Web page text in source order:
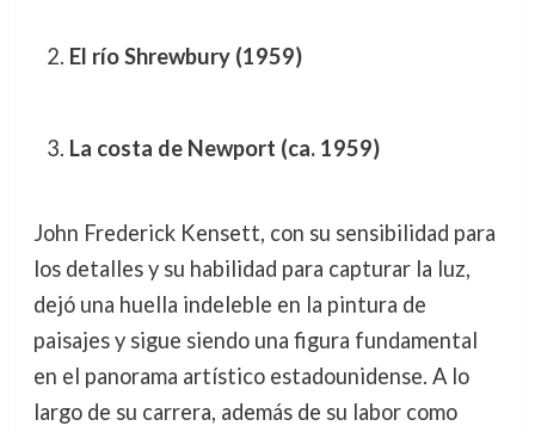
El río Shrewbury (1959)
La costa de Newport (ca. 1959)
John Frederick Kensett, con su sensibilidad para
los detalles y su habilidad para capturar la luz,
dejó una huella indeleble en la pintura de
paisajes y sigue siendo una figura fundamental
en el panorama artístico estadounidense. A lo
largo de su carrera, además de su labor como